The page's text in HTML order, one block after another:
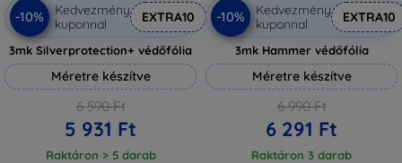
-10%
Kedvezmény
kuponnal
EXTRA10
3mk Silverprotection+ védőfólia
Méretre készítve
6 590 Ft
5 931 Ft
Raktáron > 5 darab
-10%
Kedvezmény
kuponnal
EXTRA10
3mk Hammer védőfólia
Méretre készítve
6 990 Ft
6 291 Ft
Raktáron 3 darab